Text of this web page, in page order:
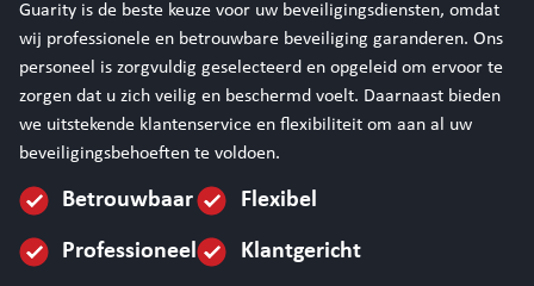
Guarity is de beste keuze voor uw beveiligingsdiensten, omdat
wij professionele en betrouwbare beveiliging garanderen. Ons
personeel is zorgvuldig geselecteerd en opgeleid om ervoor te
zorgen dat u zich veilig en beschermd voelt. Daarnaast bieden
we uitstekende klantenservice en flexibiliteit om aan al uw
beveiligingsbehoeften te voldoen.
Betrouwbaar
Professioneel
Flexibel
Klantgericht